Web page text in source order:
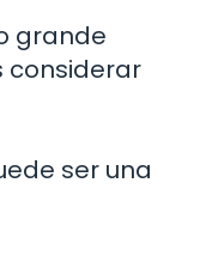
grande
considerar
ser una